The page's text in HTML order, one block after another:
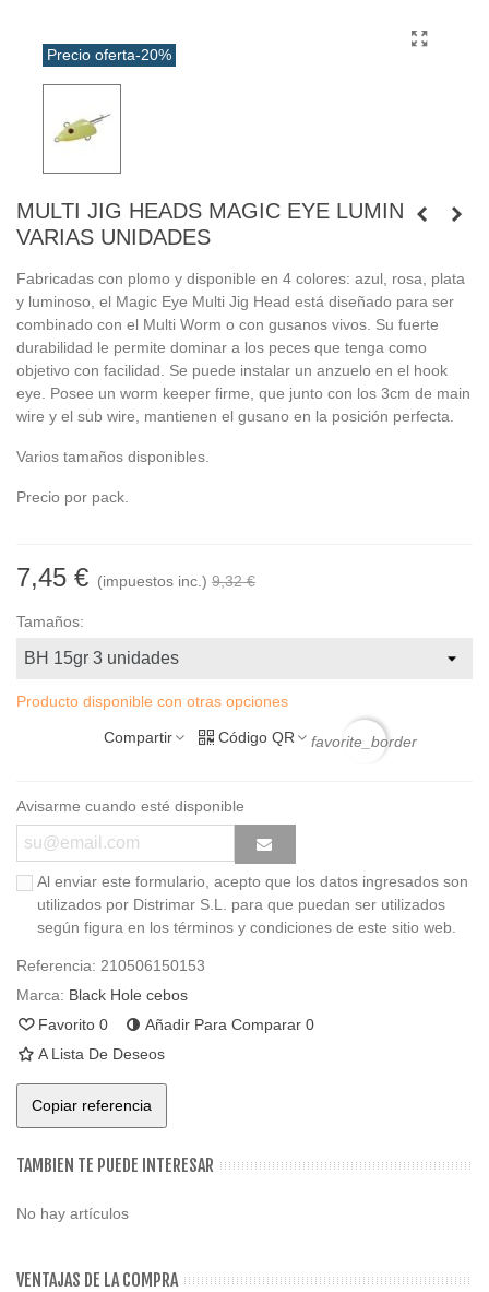
Precio oferta-20%
MULTI JIG HEADS MAGIC EYE LUMIN
VARIAS UNIDADES
Fabricadas con plomo y disponible en 4 colores: azul, rosa, plata
y luminoso, el Magic Eye Multi Jig Head está diseñado para ser
combinado con el Multi Worm o con gusanos vivos. Su fuerte
durabilidad le permite dominar a los peces que tenga como
objetivo con facilidad. Se puede instalar un anzuelo en el hook
eye. Posee un worm keeper firme, que junto con los 3cm de main
wire y el sub wire, mantienen el gusano en la posición perfecta.
Varios tamaños disponibles.
Precio por pack.
7,45 € (impuestos inc.) 9,32 €
Tamaños:
Producto disponible con otras opciones
Compartir Código QR favorite_border
Avisarme cuando esté disponible
Al enviar este formulario, acepto que los datos ingresados son
utilizados por Distrimar S.L. para que puedan ser utilizados
según figura en los términos y condiciones de este sitio web.
Referencia: 210506150153
Marca: Black Hole cebos
Favorito 0 Añadir Para Comparar 0
A Lista De Deseos
Copiar referencia
TAMBIEN TE PUEDE INTERESAR
No hay artículos
VENTAJAS DE LA COMPRA